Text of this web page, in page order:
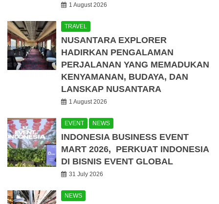
1 August 2026
TRAVEL
NUSANTARA EXPLORER
HADIRKAN PENGALAMAN
PERJALANAN YANG MEMADUKAN
KENYAMANAN, BUDAYA, DAN
LANSKAP NUSANTARA
1 August 2026
EVENT NEWS
INDONESIA BUSINESS EVENT
MART 2026, PERKUAT INDONESIA
DI BISNIS EVENT GLOBAL
31 July 2026
NEWS